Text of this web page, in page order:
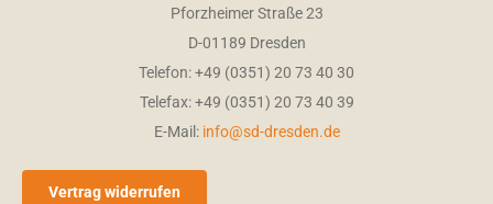
Pforzheimer Straße 23
D-01189 Dresden
Telefon: +49 (0351) 20 73 40 30
Telefax: +49 (0351) 20 73 40 39
E-Mail: info@sd-dresden.de
Vertrag widerrufen